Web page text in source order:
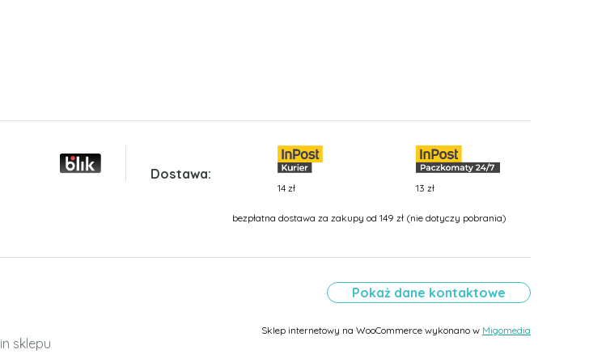
Dostawa:
14 zł 13 zł
bezpłatna dostawa za zakupy od 149 zł (nie dotyczy pobrania)
sklepu
Pokaż dane kontaktowe
Sklep internetowy na WooCommerce wykonano w Migomedia